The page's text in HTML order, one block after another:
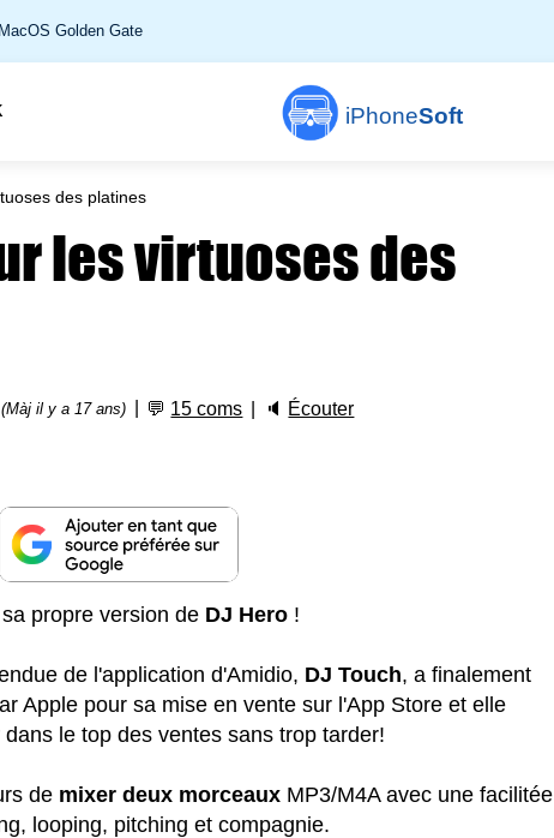
MacOS Golden Gate
iPhoneSoft
des platines
les virtuoses des
(Màj il y a 17 ans) 💬 15 coms 🔈 Écouter
propre version de DJ Hero !
de l'application d'Amidio, DJ Touch, a finalement
Apple pour sa mise en vente sur l'App Store et elle
le top des ventes sans trop tarder!
de mixer deux morceaux MP3/M4A avec une facilitée
looping, pitching et compagnie.